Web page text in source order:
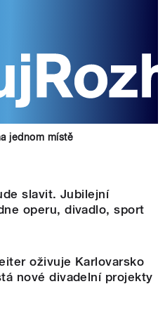
jednom místě
slavit. Jubilejní
operu, divadlo, sport
oživuje Karlovarsko
nové divadelní projekty